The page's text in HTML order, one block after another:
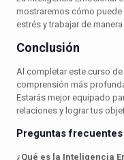
mostraremos cómo puede
estrés y trabajar de
Conclusión
Al completar este curso
comprensión más
Estarás mejor equipado
relaciones y lograr tus
Preguntas frecuentes
¿Qué es la Inteligencia